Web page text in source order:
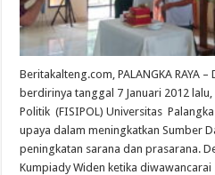
Beritakalteng.com, PALANGKA RAYA
berdirinya tanggal 7 Januari 2012
Politik (FISIPOL) Universitas Palangka
upaya dalam meningkatkan Sumber
peningkatan sarana dan prasarana.
Kumpiady Widen ketika diwawancarai